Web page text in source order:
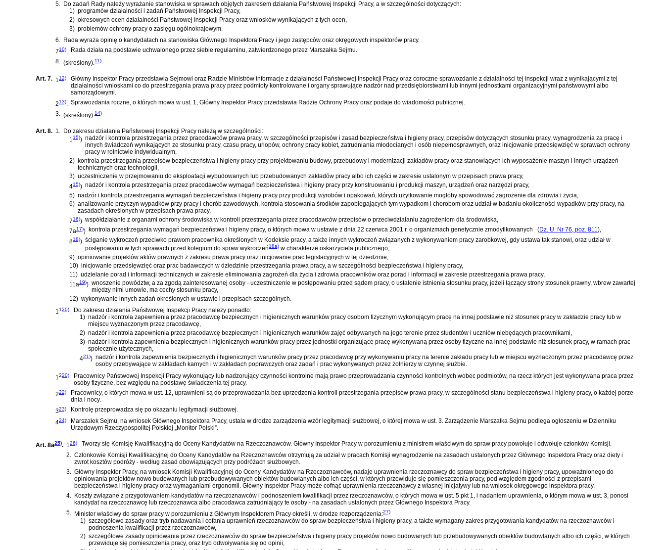
5. Do zadań Rady należy wyrażanie stanowiska w sprawach objętych zakresem działania Państwowej Inspekcji Pracy, a w szczególności dotyczących:
1) programów działalności i zadań Państwowej Inspekcji Pracy,
2) okresowych ocen działalności Państwowej Inspekcji Pracy oraz wniosków wynikających z tych ocen,
3) problemów ochrony pracy o zasięgu ogólnokrajowym.
6. Rada wyraża opinię o kandydatach na stanowiska Głównego Inspektora Pracy i jego zastępców oraz okręgowych inspektorów pracy.
710). Rada działa na podstawie uchwalonego przez siebie regulaminu, zatwierdzonego przez Marszałka Sejmu.
8. (skreślony).11)
Art. 7. 112). Główny Inspektor Pracy przedstawia Sejmowi oraz Radzie Ministrów informacje z działalności Państwowej Inspekcji Pracy oraz coroczne sprawozdanie z działalności tej Inspekcji wraz z wynikającymi z tej
działalności wnioskami co do przestrzegania prawa pracy przez podmioty kontrolowane i organy sprawujące nadzór nad przedsiębiorstwami lub innymi jednostkami organizacyjnymi państwowymi albo
samorządowymi.
213). Sprawozdania roczne, o których mowa w ust. 1, Główny Inspektor Pracy przedstawia Radzie Ochrony Pracy oraz podaje do wiadomości publicznej.
3. (skreślony).14)
Art. 8. 1. Do zakresu działania Państwowej Inspekcji Pracy należą w szczególności:
115)) nadzór i kontrola przestrzegania przez pracodawców prawa pracy, w szczególności przepisów i zasad bezpieczeństwa i higieny pracy, przepisów dotyczących stosunku pracy, wynagrodzenia za pracę i
innych świadczeń wynikających ze stosunku pracy, czasu pracy, urlopów, ochrony pracy kobiet, zatrudniania młodocianych i osób niepełnosprawnych, oraz inicjowanie przedsięwzięć w sprawach ochrony
pracy w rolnictwie indywidualnym,
2) kontrola przestrzegania przepisów bezpieczeństwa i higieny pracy przy projektowaniu budowy, przebudowy i modernizacji zakładów pracy oraz stanowiących ich wyposażenie maszyn i innych urządzeń
technicznych oraz technologii,
3) uczestniczenie w przejmowaniu do eksploatacji wybudowanych lub przebudowanych zakładów pracy albo ich części w zakresie ustalonym w przepisach prawa pracy,
415)) nadzór i kontrola przestrzegania przez pracodawców wymagań bezpieczeństwa i higieny pracy przy konstruowaniu i produkcji maszyn, urządzeń oraz narzędzi pracy,
5) nadzór i kontrola przestrzegania wymagań bezpieczeństwa i higieny pracy przy produkcji wyrobów i opakowań, których użytkowanie mogłoby spowodować zagrożenie dla zdrowia i życia,
6) analizowanie przyczyn wypadków przy pracy i chorób zawodowych, kontrola stosowania środków zapobiegających tym wypadkom i chorobom oraz udział w badaniu okoliczności wypadków przy pracy, na
zasadach określonych w przepisach prawa pracy,
716)) współdziałanie z organami ochrony środowiska w kontroli przestrzegania przez pracodawców przepisów o przeciwdziałaniu zagrożeniom dla środowiska,
7a17)) kontrola przestrzegania wymagań bezpieczeństwa i higieny pracy, o których mowa w ustawie z dnia 22 czerwca 2001 r. o organizmach genetycznie zmodyfikowanych (Dz. U. Nr 76, poz. 811),
818)) ściganie wykroczeń przeciwko prawom pracownika określonych w Kodeksie pracy, a także innych wykroczeń związanych z wykonywaniem pracy zarobkowej, gdy ustawa tak stanowi, oraz udział w
postępowaniu w tych sprawach przed kolegium do spraw wykroczeń18a) w charakterze oskarżyciela publicznego,
9) opiniowanie projektów aktów prawnych z zakresu prawa pracy oraz inicjowanie prac legislacyjnych w tej dziedzinie,
10) inicjowanie przedsięwzięć oraz prac badawczych w dziedzinie przestrzegania prawa pracy, a w szczególności bezpieczeństwa i higieny pracy,
11) udzielanie porad i informacji technicznych w zakresie eliminowania zagrożeń dla życia i zdrowia pracowników oraz porad i informacji w zakresie przestrzegania prawa pracy,
11a19)) wnoszenie powództw, a za zgodą zainteresowanej osoby - uczestniczenie w postępowaniu przed sądem pracy, o ustalenie istnienia stosunku pracy, jeżeli łączący strony stosunek prawny, wbrew zawartej
między nimi umowie, ma cechy stosunku pracy,
12) wykonywanie innych zadań określonych w ustawie i przepisach szczególnych.
1120). Do zakresu działania Państwowej Inspekcji Pracy należy ponadto:
1) nadzór i kontrola zapewnienia przez pracodawcę bezpiecznych i higienicznych warunków pracy osobom fizycznym wykonującym pracę na innej podstawie niż stosunek pracy w zakładzie pracy lub w
miejscu wyznaczonym przez pracodawcę,
2) nadzór i kontrola zapewnienia przez pracodawcę bezpiecznych i higienicznych warunków zajęć odbywanych na jego terenie przez studentów i uczniów niebędących pracownikami,
3) nadzór i kontrola zapewnienia bezpiecznych i higienicznych warunków pracy przez jednostki organizujące pracę wykonywaną przez osoby fizyczne na innej podstawie niż stosunek pracy, w ramach prac
społecznie użytecznych,
421)) nadzór i kontrola zapewnienia bezpiecznych i higienicznych warunków pracy przez pracodawcę przy wykonywaniu pracy na terenie zakładu pracy lub w miejscu wyznaczonym przez pracodawcę przez
osoby przebywające w zakładach karnych i w zakładach poprawczych oraz zadań i prac wykonywanych przez żołnierzy w czynnej służbie.
1220). Pracownicy Państwowej Inspekcji Pracy wykonujący lub nadzorujący czynności kontrolne mają prawo przeprowadzania czynności kontrolnych wobec podmiotów, na rzecz których jest wykonywana praca przez
osoby fizyczne, bez względu na podstawę świadczenia tej pracy.
222). Pracownicy, o których mowa w ust. 12, uprawnieni są do przeprowadzania bez uprzedzenia kontroli przestrzegania przepisów prawa pracy, w szczególności stanu bezpieczeństwa i higieny pracy, o każdej porze
dnia i nocy.
323). Kontrolę przeprowadza się po okazaniu legitymacji służbowej.
424). Marszałek Sejmu, na wniosek Głównego Inspektora Pracy, ustala w drodze zarządzenia wzór legitymacji służbowej, o której mowa w ust. 3. Zarządzenie Marszałka Sejmu podlega ogłoszeniu w Dzienniku
Urzędowym Rzeczypospolitej Polskiej „Monitor Polski”.
Art. 8a25). 126). Tworzy się Komisję Kwalifikacyjną do Oceny Kandydatów na Rzeczoznawców. Główny Inspektor Pracy w porozumieniu z ministrem właściwym do spraw pracy powołuje i odwołuje członków Komisji.
2. Członkowie Komisji Kwalifikacyjnej do Oceny Kandydatów na Rzeczoznawców otrzymują za udział w pracach Komisji wynagrodzenie na zasadach ustalonych przez Głównego Inspektora Pracy oraz diety i
zwrot kosztów podróży - według zasad obowiązujących przy podróżach służbowych.
3. Główny Inspektor Pracy, na wniosek Komisji Kwalifikacyjnej do Oceny Kandydatów na Rzeczoznawców, nadaje uprawnienia rzeczoznawcy do spraw bezpieczeństwa i higieny pracy, upoważnionego do
opiniowania projektów nowo budowanych lub przebudowywanych obiektów budowlanych albo ich części, w których przewiduje się pomieszczenia pracy, pod względem zgodności z przepisami
bezpieczeństwa i higieny pracy oraz wymaganiami ergonomii. Główny Inspektor Pracy może cofnąć uprawnienia rzeczoznawcy z własnej inicjatywy lub na wniosek okręgowego inspektora pracy.
4. Koszty związane z przygotowaniem kandydatów na rzeczoznawców i podnoszeniem kwalifikacji przez rzeczoznawców, o których mowa w ust. 5 pkt 1, i nadaniem uprawnienia, o którym mowa w ust. 3, ponosi
kandydat na rzeczoznawcę lub rzeczoznawca albo pracodawca zatrudniający te osoby - na zasadach ustalonych przez Głównego Inspektora Pracy.
5. Minister właściwy do spraw pracy w porozumieniu z Głównym Inspektorem Pracy określi, w drodze rozporządzenia:27)
1) szczegółowe zasady oraz tryb nadawania i cofania uprawnień rzeczoznawców do spraw bezpieczeństwa i higieny pracy, a także wymagany zakres przygotowania kandydatów na rzeczoznawców i
podnoszenia kwalifikacji przez rzeczoznawców,
2) szczegółowe zasady opiniowania przez rzeczoznawców do spraw bezpieczeństwa i higieny pracy projektów nowo budowanych lub przebudowywanych obiektów budowlanych albo ich części, w których
przewiduje się pomieszczenia pracy, oraz tryb odwoływania się od opinii,